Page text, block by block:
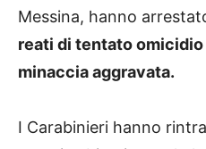
Messina, hanno
reati di tentato
minaccia aggravata.
I Carabinieri hanno